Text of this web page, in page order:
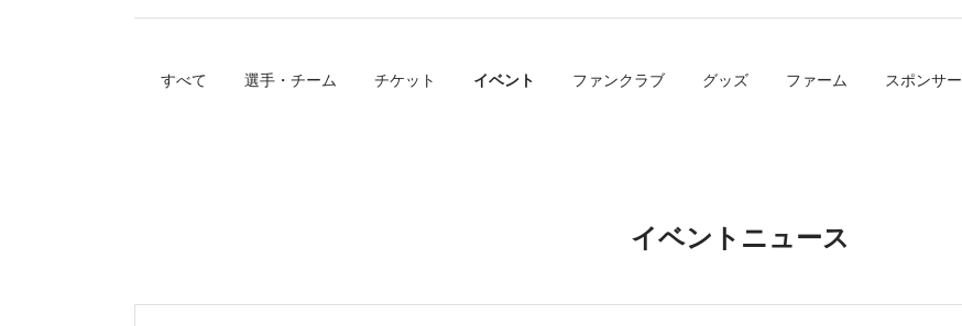
すべて 選手・チーム チケット イベント ファンクラブ グッズ ファーム スポンサー
イベントニュース